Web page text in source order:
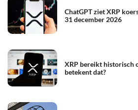
ChatGPT ziet XRP
31 december 2026
XRP bereikt historisch
betekent dat?